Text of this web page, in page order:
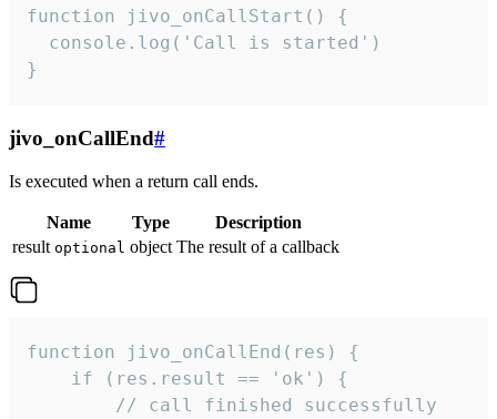
function jivo_onCallStart() {
  console.log('Call is started')
}
jivo_onCallEnd#
Is executed when a return call ends.
Name Type
Description
result optional object The result of a callback
function jivo_onCallEnd(res) {
    if (res.result == 'ok') {
        // call finished successfully